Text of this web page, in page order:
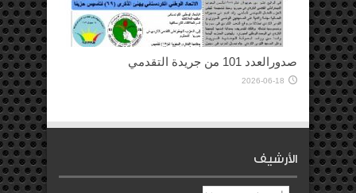
صدورالعدد 101 من جريدة التقدمي
2026-06-18
الأرشيف